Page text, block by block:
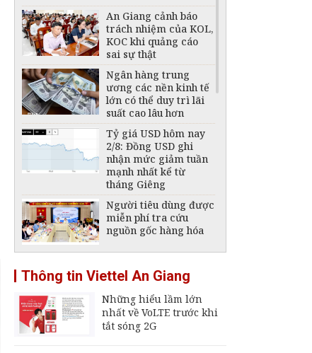
An Giang cảnh báo
trách nhiệm của KOL,
KOC khi quảng cáo
sai sự thật
Ngân hàng trung
ương các nền kinh tế
lớn có thể duy trì lãi
suất cao lâu hơn
Tỷ giá USD hôm nay
2/8: Đồng USD ghi
nhận mức giảm tuần
mạnh nhất kể từ
tháng Giêng
Người tiêu dùng được
miễn phí tra cứu
nguồn gốc hàng hóa
xuất khẩu
Tái cấu trúc ngành
đóng tàu, phát triển
Thông tin Viettel An Giang
Những hiểu lầm lớn
nhất về VoLTE trước khi
tắt sóng 2G